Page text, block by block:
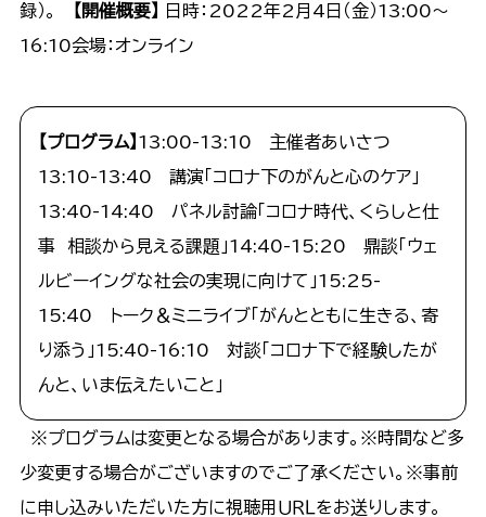
録）。
【開催概要】
日時：2022年2月4日（金）13:00～
16:10​ 会場：オンライン
【プログラム】​ 13:00-13:10 主催者あいさつ​
13:10-13:40 講演「コロナ下のがんと心のケア」​
13:40-14:40 パネル討論「コロナ時代、くらしと仕
事 相談から見える課題」​ 14:40-15:20 鼎談「ウェ
ルビーイングな社会の実現に向けて」​ 15:25-
15:40 トーク＆ミニライブ「がんとともに生きる、寄
り添う」​ 15:40-16:10 対談「コロナ下で経験したが
んと、いま伝えたいこと」​
※プログラムは変更となる場合があります。​ ※時間など多
少変更する場合がございますのでご了承ください。​ ※事前
に申し込みいただいた方に視聴用ＵＲＬをお送りします。​